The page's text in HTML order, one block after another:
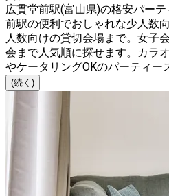
広貫堂前駅(富山県)の格安パー
前駅の便利でおしゃれな少人数
人数向けの貸切会場まで。女子
会まで人気順に探せます。カラ
やケータリングOKのパーティー
(続く)